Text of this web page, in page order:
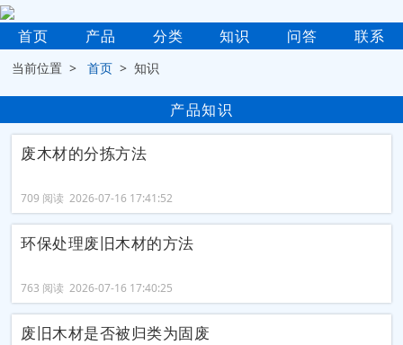
首页 产品 分类 知识 问答 联系
当前位置 >首页 > 知识
产品知识
废木材的分拣方法
709 阅读 2026-07-16 17:41:52
环保处理废旧木材的方法
763 阅读 2026-07-16 17:40:25
废旧木材是否被归类为固废